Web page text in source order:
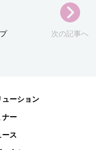
次の記事へ
ューション
ナー
ース